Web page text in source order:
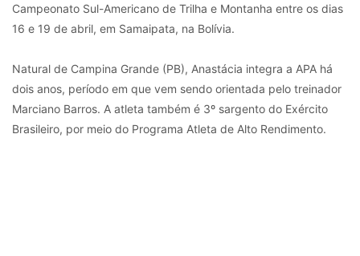
Campeonato Sul-Americano de Trilha e Montanha entre os dias
16 e 19 de abril, em Samaipata, na Bolívia.
Natural de Campina Grande (PB), Anastácia integra a APA há
dois anos, período em que vem sendo orientada pelo treinador
Marciano Barros. A atleta também é 3º sargento do Exército
Brasileiro, por meio do Programa Atleta de Alto Rendimento.